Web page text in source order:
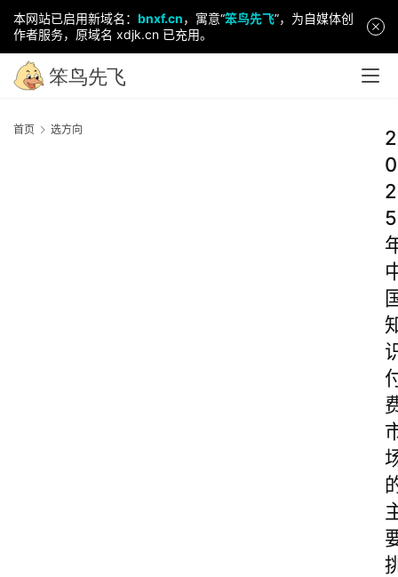
本网站已启用新域名： bnxf.cn，寓意“笨鸟先飞”，为自媒体创
作者服务，原域名 xdjk.cn 已充用。
首页 选方向
2
0
2
5